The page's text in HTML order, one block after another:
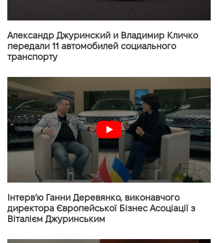
Александр Джуринский и Владимир Кличко
передали 11 автомобилей социального
транспорту
Інтерв’ю Ганни Деревянко, виконавчого
директора Європейської Бізнес Асоціації з
Віталієм Джуринським